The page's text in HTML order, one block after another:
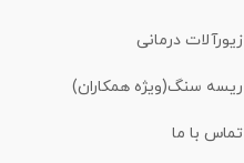
زیورآلات درمانی
ریسه سنگ(ویژه همکاران)
تماس با ما